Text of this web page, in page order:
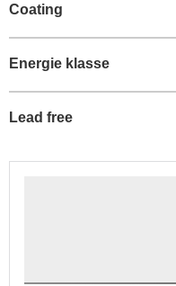
Coating
Energie klasse
Lead free